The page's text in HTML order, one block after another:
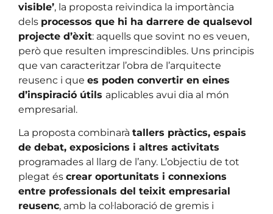
visible’, la proposta reivindica la importància
dels processos que hi ha darrere de qualsevol
projecte d’èxit: aquells que sovint no es veuen,
però que resulten imprescindibles. Uns principis
que van caracteritzar l’obra de l’arquitecte
reusenc i que es poden convertir en eines
d’inspiració útils aplicables avui dia al món
empresarial.
La proposta combinarà tallers pràctics, espais
de debat, exposicions i altres activitats
programades al llarg de l’any. L’objectiu de tot
plegat és crear oportunitats i connexions
entre professionals del teixit empresarial
reusenc, amb la col·laboració de gremis i